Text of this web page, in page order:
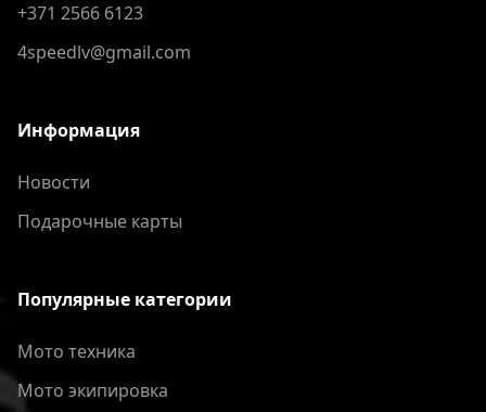
+371 2566 6123
4speedlv@gmail.com
Информация
Новости
Подарочные карты
Популярные категории
Мото техника
Мото экипировка